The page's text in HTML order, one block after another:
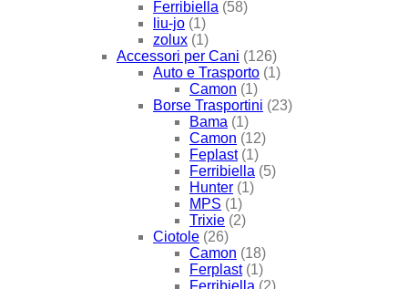
Ferribiella (58)
liu-jo (1)
zolux (1)
Accessori per Cani (126)
Auto e Trasporto (1)
Camon (1)
Borse Trasportini (23)
Bama (1)
Camon (12)
Feplast (1)
Ferribiella (5)
Hunter (1)
MPS (1)
Trixie (2)
Ciotole (26)
Camon (18)
Ferplast (1)
Ferribiella (2)